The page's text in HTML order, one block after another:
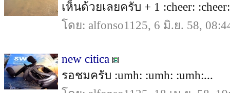
เห็นด้วยเลยครับ + 1 :cheer:
โดย: alfonso1125, 6 มิ.ย. 58,
new citica
รอชมครับ :umh: :umh: :umh:...